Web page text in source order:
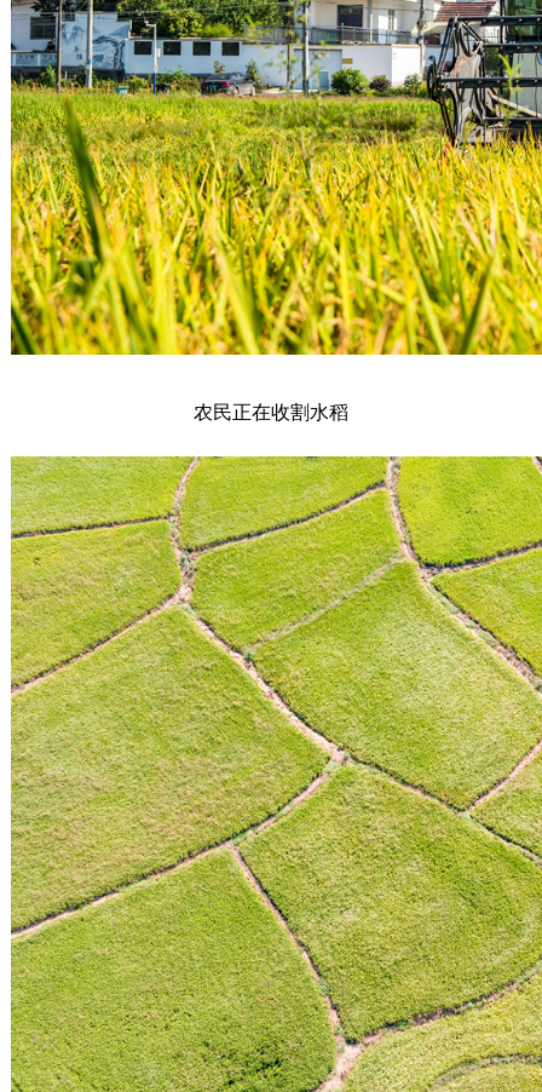
农民正在收割水稻